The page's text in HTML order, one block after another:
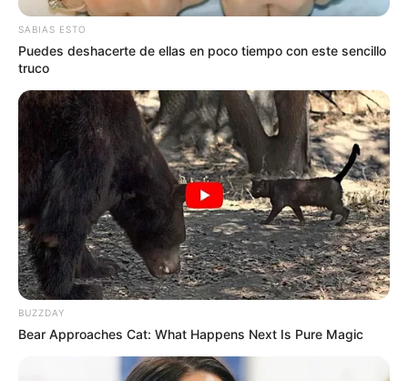
medios logísticos y tecnológicos garantizaron la
tranquilidad y bienestar a los ciudadanos
el municipio.
Le puede interesar:Más de 50 barrios de Barranquilla y
Soledad estarán sin luz este domingo
SABIAS ESTO
Puedes deshacerte de ellas en poco tiempo con este sencillo
truco
BUZZDAY
Bear Approaches Cat: What Happens Next Is Pure Magic